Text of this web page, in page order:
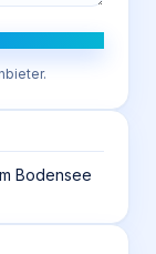
Bodensee